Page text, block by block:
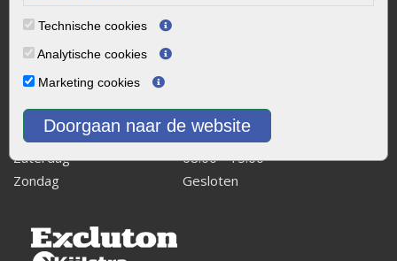
Technische cookies
Analytische cookies
Marketing cookies
Doorgaan naar de website
Openingstijden
Maandag
Dinsdag
Woensdag
Donderdag
08:00 - 17:00
Vrijdag
08:00 - 17:00
Zaterdag
08:00 - 15.00
Zondag
Gesloten